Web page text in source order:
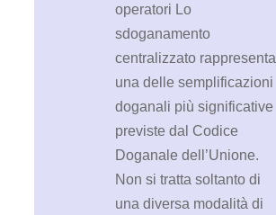
operatori Lo
sdoganamento
centralizzato rappresenta
una delle semplificazioni
doganali più significative
previste dal Codice
Doganale dell’Unione.
Non si tratta soltanto di
una diversa modalità di